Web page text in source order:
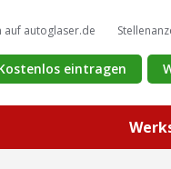
auf autoglaser.de
eintragen